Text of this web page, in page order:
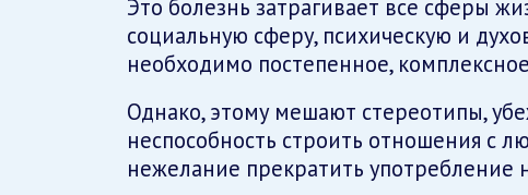
Это болезнь затрагивает все сферы
социальную сферу, психическую и
необходимо постепенное,
Однако, этому мешают стереотипы,
неспособность строить отношения с
нежелание прекратить употребление